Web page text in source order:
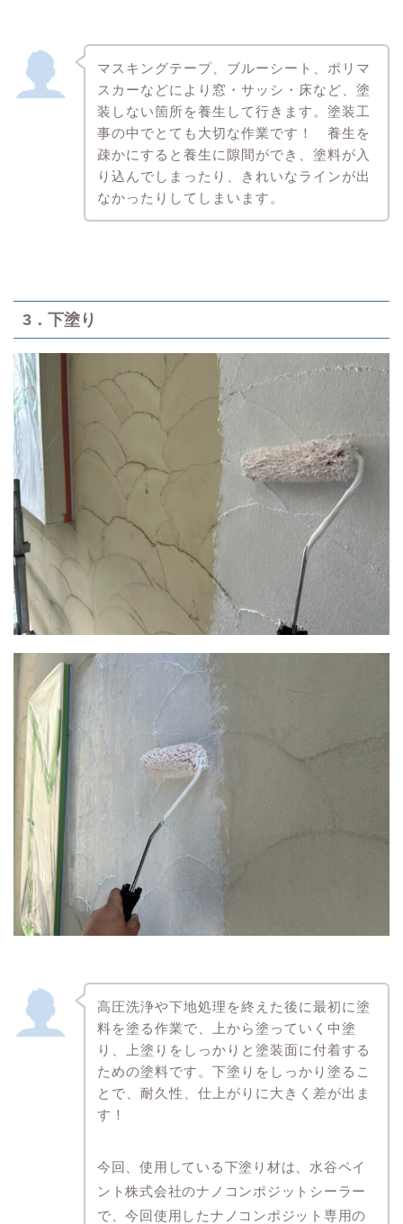
マスキングテープ、ブルーシート、ポリマ
スカーなどにより窓・サッシ・床など、塗
装しない箇所を養生して行きます。塗装工
事の中でとても大切な作業です！ 養生を
疎かにすると養生に隙間ができ、塗料が入
り込んでしまったり、きれいなラインが出
なかったりしてしまいます。
3．下塗り
高圧洗浄や下地処理を終えた後に最初に塗
料を塗る作業で、上から塗っていく中塗
り、上塗りをしっかりと塗装面に付着する
ための塗料です。下塗りをしっかり塗るこ
とで、耐久性、仕上がりに大きく差が出ま
す！
今回、使用している下塗り材は、水谷ペイ
ント株式会社のナノコンポジットシーラー
で、今回使用したナノコンポジット専用の